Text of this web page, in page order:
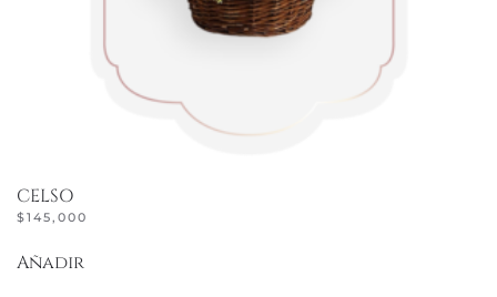
CELSO
$145,000
Añadir